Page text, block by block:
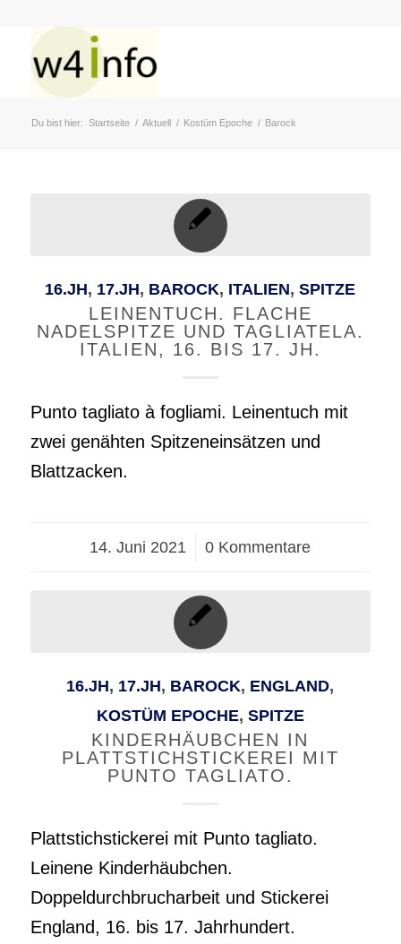
Du bist hier: Startseite / Aktuell / Kostüm Epoche / Barock
16.JH, 17.JH, BAROCK, ITALIEN,SPITZE
LEINENTUCH. FLACHE
NADELSPITZE UND TAGLIATELA.
ITALIEN, 16. BIS 17. JH.
Punto tagliato à fogliami. Leinentuch mit
zwei genähten Spitzeneinsätzen und
Blattzacken.
14. Juni 2021
/ 0 Kommentare
16.JH, 17.JH, BAROCK, ENGLAND,
KOSTÜM EPOCHE, SPITZE
KINDERHÄUBCHEN IN
PLATTSTICHSTICKEREI MIT
PUNTO TAGLIATO.
Plattstichstickerei mit Punto tagliato.
Leinene Kinderhäubchen.
Doppeldurchbrucharbeit und Stickerei
England, 16. bis 17. Jahrhundert.